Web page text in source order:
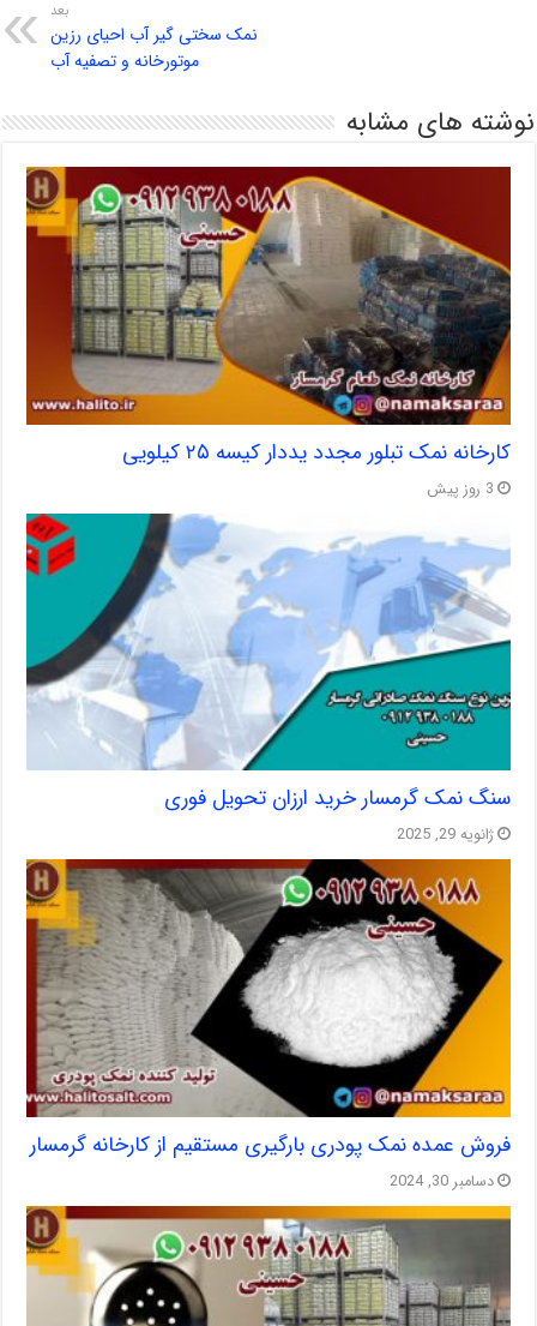
بعد
نمک سختی گیر آب احیای رزین
موتورخانه و تصفیه آب
نوشته های مشابه
کارخانه نمک تبلور مجدد یددار کیسه ۲۵ کیلویی
3 روز پیش
سنگ نمک گرمسار خرید ارزان تحویل فوری
ژانویه 29, 2025
فروش عمده نمک پودری بارگیری مستقیم از کارخانه گرمسار
دسامبر 30, 2024